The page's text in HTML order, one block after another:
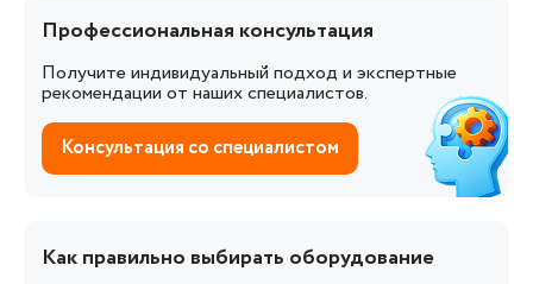
Профессиональная консультация
Получите индивидуальный подход и экспертные
рекомендации от наших специалистов.
Консультация со специалистом
Как правильно выбирать оборудование